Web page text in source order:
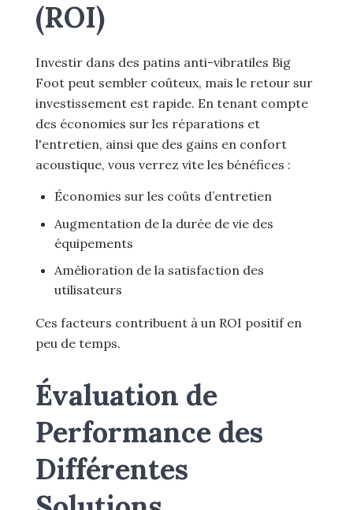
(ROI)
Investir dans des patins anti-vibratiles Big
Foot peut sembler coûteux, mais le retour sur
investissement est rapide. En tenant compte
des économies sur les réparations et
l'entretien, ainsi que des gains en confort
acoustique, vous verrez vite les bénéfices :
Économies sur les coûts d’entretien
Augmentation de la durée de vie des
équipements
Amélioration de la satisfaction des
utilisateurs
Ces facteurs contribuent à un ROI positif en
peu de temps.
Évaluation de
Performance des
Différentes